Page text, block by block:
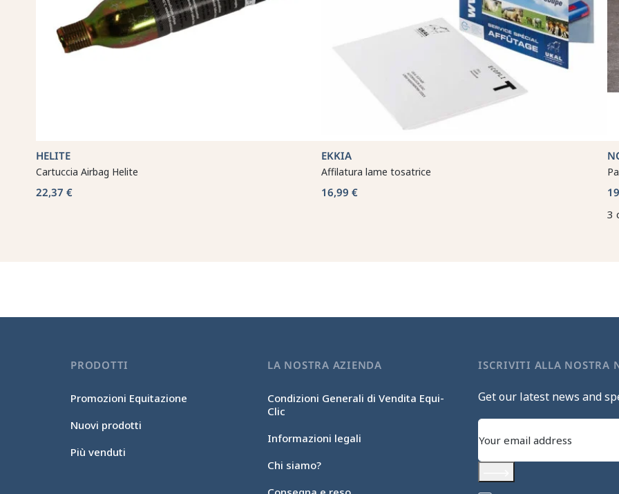
HELITE
Cartuccia Airbag Helite
22,37 €
EKKIA
Affilatura lame tosatrice
16,99 €
3
PRODOTTI
Promozioni Equitazione
Nuovi prodotti
Più venduti
LA NOSTRA AZIENDA
Condizioni Generali di Vendita Equi-
Clic
Informazioni legali
Chi siamo?
ISCRIVITI ALLA NOSTRA
Get our latest news and